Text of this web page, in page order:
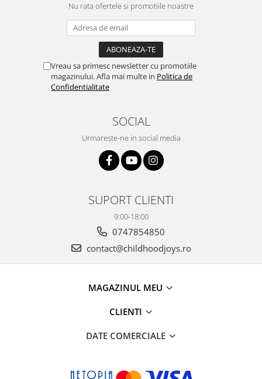
Nu rata ofertele si promotiile noastre
Vreau sa primesc newsletter cu promotiile
magazinului. Afla mai multe in Politica de
Confidentialitate
SOCIAL
Urmareste-ne in social media
SUPORT CLIENTI
9:00-18:00
0747854850
contact@childhoodjoys.ro
MAGAZINUL MEU
CLIENTI
DATE COMERCIALE